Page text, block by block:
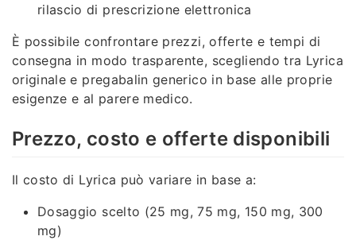
rilascio di prescrizione elettronica
È possibile confrontare prezzi, offerte e tempi di
consegna in modo trasparente, scegliendo tra Lyrica
originale e pregabalin generico in base alle proprie
esigenze e al parere medico.
Prezzo, costo e offerte disponibili
Il costo di Lyrica può variare in base a:
Dosaggio scelto (25 mg, 75 mg, 150 mg, 300
mg)